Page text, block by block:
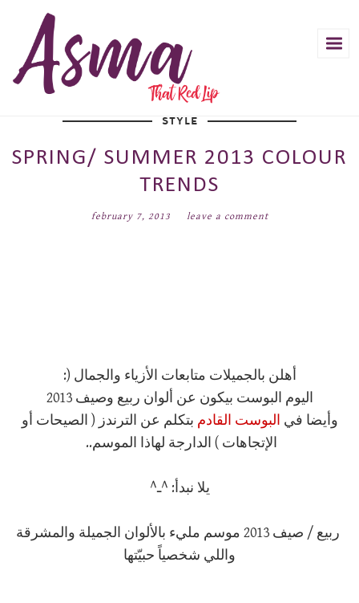
STYLE
SPRING/ SUMMER 2013 COLOUR
TRENDS
february 7, 2013 leave a comment
أهلن بالجميلات متابعات الأزياء والجمال (:
اليوم البوست بيكون عن ألوان ربيع وصيف 2013
وأيضا في البوست القادم بتكلم عن الترندز ( الصيحات أو
الإتجاهات ) الدارجة لهاذا الموسم..
يلا نبدأ: ^ـ^
ربيع / صيف 2013 موسم مليء بالألوان الجميلة والمشرقة
واللي شخصياً حبيّتها